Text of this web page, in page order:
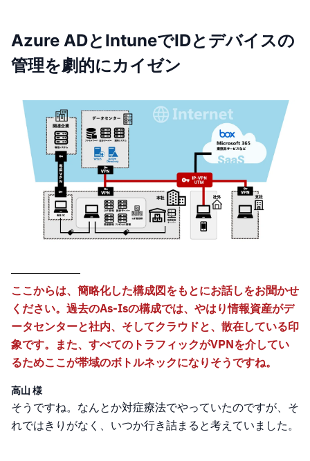
Azure ADとIntuneでIDとデバイスの
管理を劇的にカイゼン
ここからは、簡略化した構成図をもとにお話しをお聞かせ
ください。過去のAs-Isの構成では、やはり情報資産がデ
ータセンターと社内、そしてクラウドと、散在している印
象です。また、すべてのトラフィックがVPNを介してい
るためここが帯域のボトルネックになりそうですね。
高山 様
そうですね。なんとか対症療法でやっていたのですが、そ
れではきりがなく、いつか行き詰まると考えていました。